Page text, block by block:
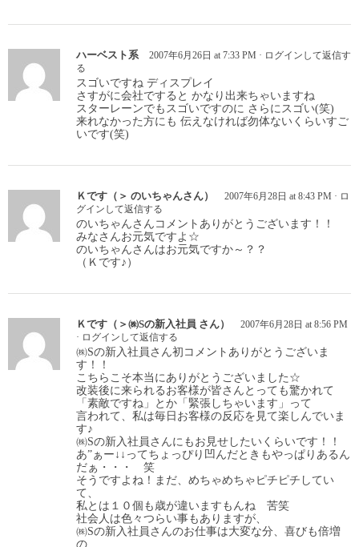
ハーベスト系 2007年6月26日 at 7:33 PM · ログインして返信す
る
スゴいですね ディスプレイ
さすがに会社ですると かなり出来ちゃいますね
スターレーンでもスゴいですのに さらにスゴい(笑)
来れなかった方にも 伝えなければ勿体ないくらいすご
いです(笑)
Ｋです（＞ のいちゃんさん） 2007年6月28日 at 8:43 PM · ロ
グインして返信する
のいちゃんさんコメントありがとうございます！！
みなさんお元気ですよ☆
のいちゃんさんはお元気ですか～？？
（Ｋです♪）
Ｋです（＞㈱Sの新入社員 さん）
2007年6月28日 at 8:56 PM
· ログインして返信する
㈱Sの新入社員さん初コメントありがとうございま
す！！
こちらこそ本当にありがとうございました☆
改装後に来られるお客様が皆さんとっても驚かれて
「素敵ですね」とか「緊張しちゃいます」って
言われて、私は毎日お客様の反応を見て楽しんでいま
す♪
㈱Sの新入社員さんにもお見せしたいくらいです！！
あ”ぁー↓↓ってちょっぴり凹んだときもやっぱりあるん
だぁ・・・ 笑
そうですよね！まだ、めちゃめちゃピチピチしてい
て、
私とは１０個も歳が違いますもんね 苦笑
社会人は色々つらい事もありますが、
㈱Sの新入社員さんのお仕事は大変な分、喜びも倍増
の